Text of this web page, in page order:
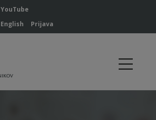
YouTube
English Prijava